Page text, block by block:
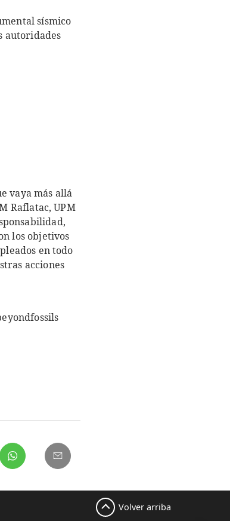
sísmico
autoridades
vaya más allá
Raflatac, UPM
los objetivos
en todo
acciones
Volver arriba